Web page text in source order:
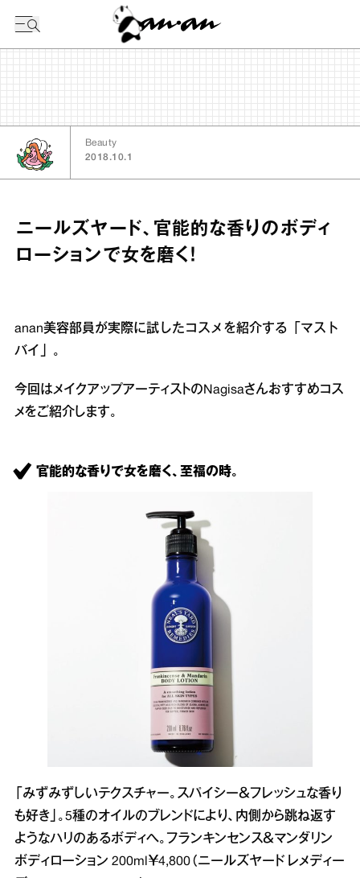
Beauty
2018.10.1
ニールズヤード、官能的な香りのボディ
ローションで女を磨く！
anan美容部員が実際に試したコスメを紹介する「マスト
バイ」。
今回はメイクアップアーティストのNagisaさんおすすめコス
メをご紹介します。
官能的な香りで女を磨く、至福の時。
「みずみずしいテクスチャー。スパイシー＆フレッシュな香り
も好き」。5種のオイルのブレンドにより、内側から跳ね返す
ようなハリのあるボディへ。フランキンセンス＆マンダリン
ボディローション 200ml￥4,800（ニールズヤード レメディー